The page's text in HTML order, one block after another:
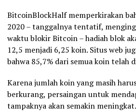
BitcoinBlockHalf memperkirakan
2020 – tanggalnya tentatif,
waktu blokir Bitcoin – hadiah blok
12,5 menjadi 6,25 koin. Situs web
bahwa 85,7% dari semua koin telah
Karena jumlah koin yang masih
berkurang, persaingan untuk
tampaknya akan semakin meningkat.